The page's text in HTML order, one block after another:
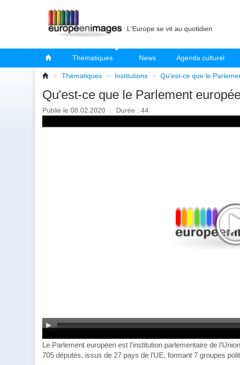
L'Europe se vit au quotidien
Thématiques News Agenda culturel
> Thématiques > Institutions > Qu'est-ce que le
Qu'est-ce que le Parlement
Publié le 08.02.2020 | Durée : 44
Le Parlement européen est l’institution parlementaire de
705 députés, issus de 27 pays de l’UE, formant 7 groupes